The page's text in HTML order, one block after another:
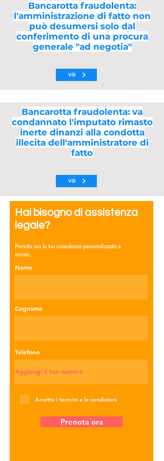
Bancarotta fraudolenta:
l'amministrazione di fatto non
può desumersi solo dal
conferimento di una procura
generale "ad negotia"
vai
Bancarotta fraudolenta: va
condannato l'imputato rimasto
inerte dinanzi alla condotta
illecita dell'amministratore di
fatto
vai
Hai bisogno di assistenza
legale?
Prenota ora la tua consulenza personalizzata e
mirata.
Nome
Cognome
Telefono
Accetto i termini e le condizioni
Prenota ora